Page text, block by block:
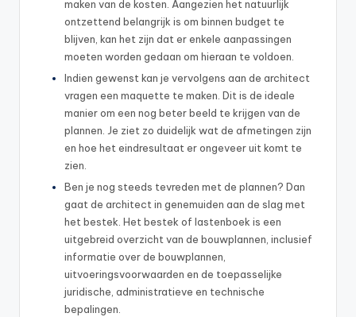
maken van de kosten. Aangezien het natuurlijk
ontzettend belangrijk is om binnen budget te
blijven, kan het zijn dat er enkele aanpassingen
moeten worden gedaan om hieraan te voldoen.
Indien gewenst kan je vervolgens aan de architect
vragen een maquette te maken. Dit is de ideale
manier om een nog beter beeld te krijgen van de
plannen. Je ziet zo duidelijk wat de afmetingen zijn
en hoe het eindresultaat er ongeveer uit komt te
zien.
Ben je nog steeds tevreden met de plannen? Dan
gaat de architect in genemuiden aan de slag met
het bestek. Het bestek of lastenboek is een
uitgebreid overzicht van de bouwplannen, inclusief
informatie over de bouwplannen,
uitvoeringsvoorwaarden en de toepasselijke
juridische, administratieve en technische
bepalingen.